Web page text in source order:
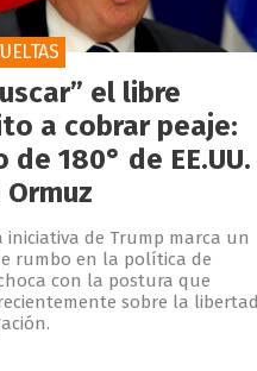
el libre
a cobrar peaje:
de 180° de EE.UU.
iniciativa de Trump marca un
rumbo en la política de
choca con la postura que
sobre la libertad